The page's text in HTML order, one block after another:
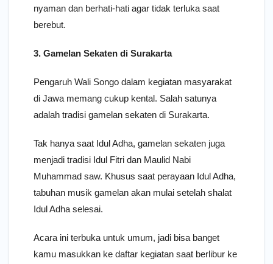
nyaman dan berhati-hati agar tidak terluka saat
berebut.
3. Gamelan Sekaten di Surakarta
Pengaruh Wali Songo dalam kegiatan masyarakat
di Jawa memang cukup kental. Salah satunya
adalah tradisi gamelan sekaten di Surakarta.
Tak hanya saat Idul Adha, gamelan sekaten juga
menjadi tradisi Idul Fitri dan Maulid Nabi
Muhammad saw. Khusus saat perayaan Idul Adha,
tabuhan musik gamelan akan mulai setelah shalat
Idul Adha selesai.
Acara ini terbuka untuk umum, jadi bisa banget
kamu masukkan ke daftar kegiatan saat berlibur ke